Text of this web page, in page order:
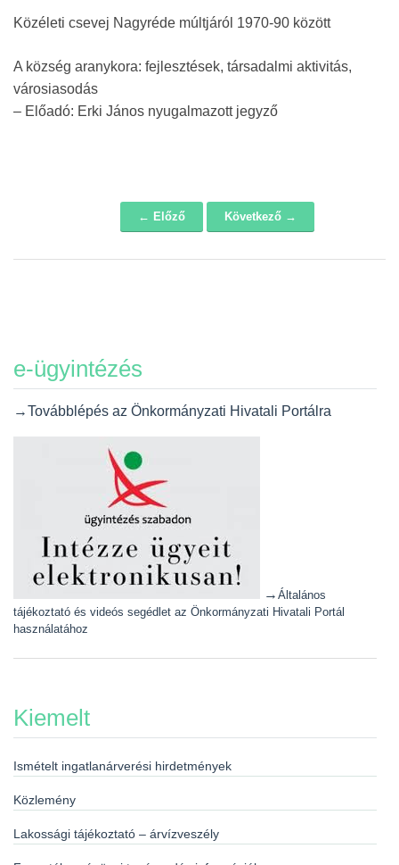
Közéleti csevej Nagyréde múltjáról 1970-90 között
A község aranykora: fejlesztések, társadalmi aktivitás,
városiasodás
– Előadó: Erki János nyugalmazott jegyző
← Előző Következő →
e-ügyintézés
→Továbblépés az Önkormányzati Hivatali Portálra
→ Általános
tájékoztató és videós segédlet az Önkormányzati Hivatali Portál
használatához
Kiemelt
Ismételt ingatlanárverési hirdetmények
Közlemény
Lakossági tájékoztató – árvízveszély